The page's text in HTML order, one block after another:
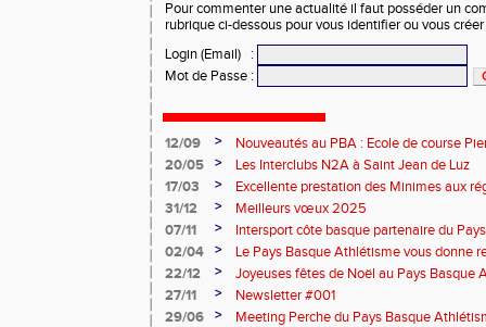
Pour commenter une actualité il faut posséder un
rubrique ci-dessous pour vous identifier ou vous
Login (Email)
:
Mot de Passe :
12/09 >
Nouveautés au PBA : Ecole de course
20/05
>
Les Interclubs N2A à Saint Jean de Luz
17/03
>
Excellente prestation des Minimes aux
31/12
>
Meilleurs vœux 2025
07/11
>
Intersport côte basque partenaire du
02/04
>
Le Pays Basque Athlétisme vous donne
22/12
>
Joyeuses fêtes de Noël au Pays Basque
27/11
>
Newsletter #001
29/06
>
Meeting Perche du Pays Basque